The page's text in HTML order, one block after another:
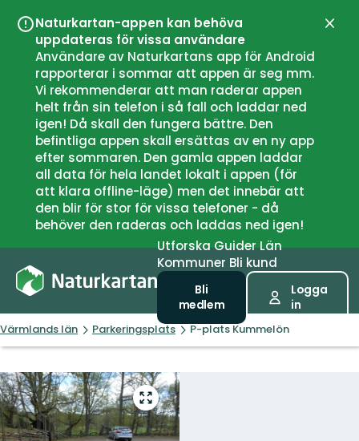
Naturkartan-appen kan behöva
uppdateras för vissa användare
Användare av Naturkartans app för Android
rapporterar i sommar att appen är seg mm.
Vi rekommenderar att man raderar appen
helt från sin telefon i så fall och laddar ned
igen! Då skall den fungera bättre. Den
befintliga appen skall ersättas av en ny app
efter sommaren. Den gamla appen laddar
all data för hela landet lokalt i appen (för
att klara offline-läge) men det innebär att
den blir för stor för vissa telefoner - då
behöver den raderas och laddas ned igen!
UtforskaGuiderLän
Kommuner Bli kund
Bli
medlem
Logga
in
Värmlands län Parkeringsplats P-plats Kummelön
Gå
till
helskärmsläge